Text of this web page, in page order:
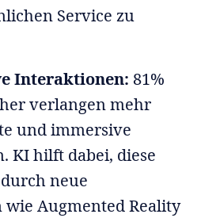
Service zu
Interaktionen: 81%
verlangen mehr
und immersive
KI hilft dabei, diese
neue
wie Augmented Reality